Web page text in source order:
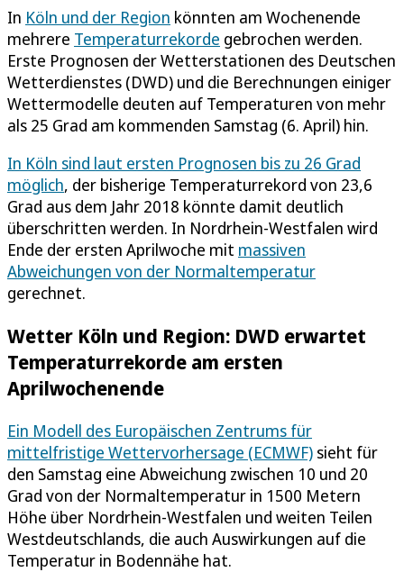
In Köln und der Region könnten am Wochenende
mehrere Temperaturrekorde gebrochen werden.
Erste Prognosen der Wetterstationen des Deutschen
Wetterdienstes (DWD) und die Berechnungen einiger
Wettermodelle deuten auf Temperaturen von mehr
als 25 Grad am kommenden Samstag (6. April) hin.
In Köln sind laut ersten Prognosen bis zu 26 Grad
möglich, der bisherige Temperaturrekord von 23,6
Grad aus dem Jahr 2018 könnte damit deutlich
überschritten werden. In Nordrhein-Westfalen wird
Ende der ersten Aprilwoche mit massiven
Abweichungen von der Normaltemperatur
gerechnet.
Wetter Köln und Region: DWD erwartet
Temperaturrekorde am ersten
Aprilwochenende
Ein Modell des Europäischen Zentrums für
mittelfristige Wettervorhersage (ECMWF) sieht für
den Samstag eine Abweichung zwischen 10 und 20
Grad von der Normaltemperatur in 1500 Metern
Höhe über Nordrhein-Westfalen und weiten Teilen
Westdeutschlands, die auch Auswirkungen auf die
Temperatur in Bodennähe hat.